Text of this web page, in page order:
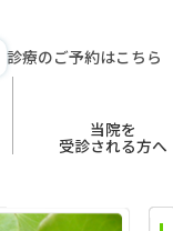
診療のご予約はこちら
当院を
受診される方へ